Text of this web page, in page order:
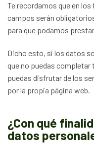
Te recordamos que en
campos serán
para que podamos
Dicho esto, si los datos
que no puedas completar
puedas disfrutar de los
por la propia página web.
¿Con qué
datos